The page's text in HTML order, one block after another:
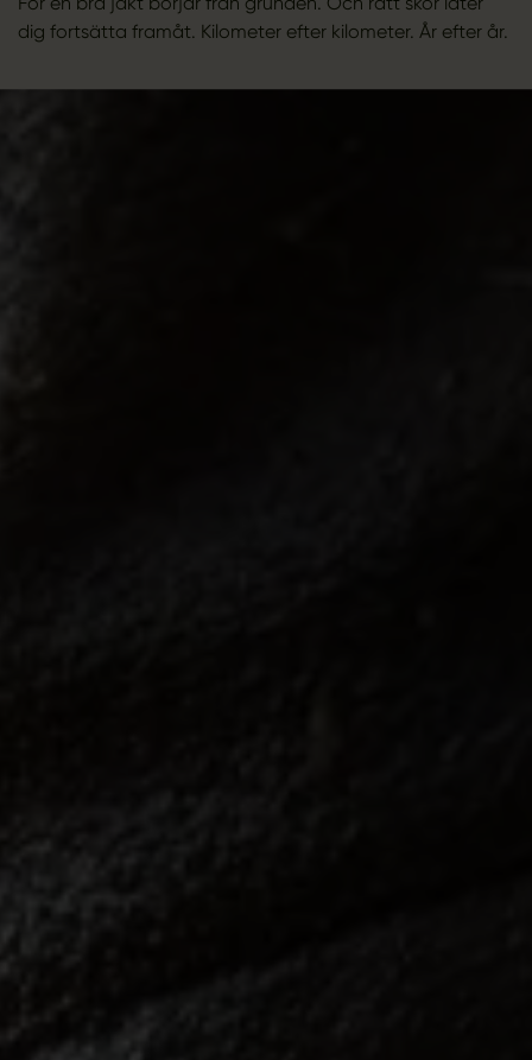
dig fortsätta framåt. Kilometer efter kilometer. År efter år.